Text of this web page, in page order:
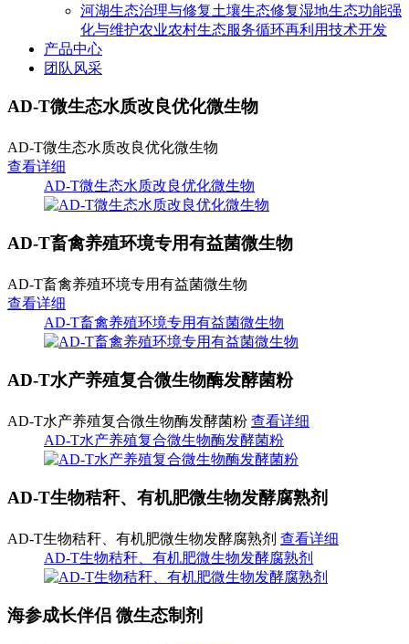
河湖生态治理与修复土壤生态修复湿地生态功能强
化与维护农业农村生态服务循环再利用技术开发
产品中心
团队风采
AD-T微生态水质改良优化微生物
AD-T微生态水质改良优化微生物
查看详细
AD-T微生态水质改良优化微生物
AD-T畜禽养殖环境专用有益菌微生物​
AD-T畜禽养殖环境专用有益菌微生物
查看详细
AD-T畜禽养殖环境专用有益菌微生物​
AD-T水产养殖复合微生物酶发酵菌粉
AD-T水产养殖复合微生物酶发酵菌粉 查看详细
AD-T水产养殖复合微生物酶发酵菌粉
AD-T生物秸秆、有机肥微生物发酵腐熟剂
AD-T生物秸秆、有机肥微生物发酵腐熟剂 查看详细
AD-T生物秸秆、有机肥微生物发酵腐熟剂
海参成长伴侣 微生态制剂